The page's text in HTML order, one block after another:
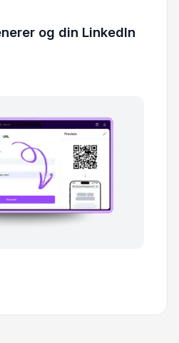
og din LinkedIn